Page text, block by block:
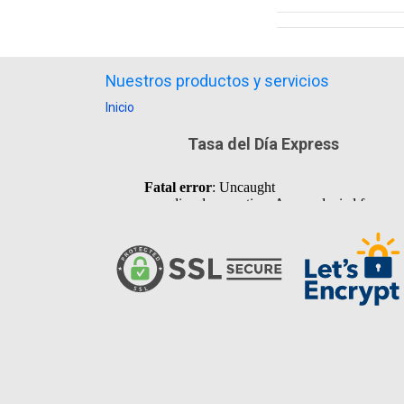
Nuestros productos y servicios
Inicio
Tasa del Día Express